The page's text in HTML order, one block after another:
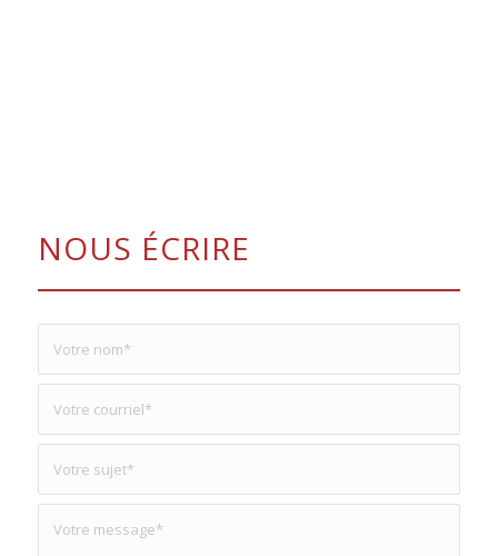
NOUS ÉCRIRE